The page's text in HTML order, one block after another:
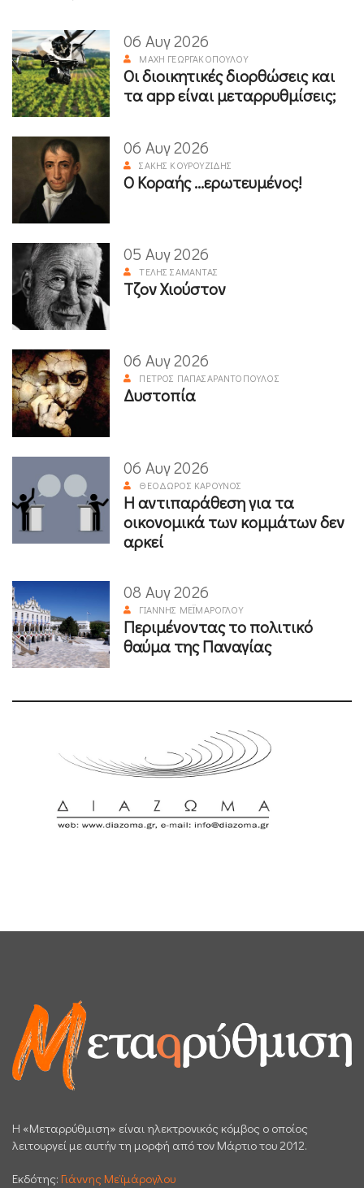
06 Αυγ 2026
ΜΆΧΗ ΓΕΩΡΓΑΚΟΠΟΎΛΟΥ
Οι διοικητικές διορθώσεις και
τα app είναι μεταρρυθμίσεις;
06 Αυγ 2026
ΣΆΚΗΣ ΚΟΥΡΟΥΖΊΔΗΣ
Ο Κοραής ...ερωτευμένος!
05 Αυγ 2026
ΤΈΛΗΣ ΣΑΜΑΝΤΆΣ
Τζον Χιούστον
06 Αυγ 2026
ΠΈΤΡΟΣ ΠΑΠΑΣΑΡΑΝΤΌΠΟΥΛΟΣ
Δυστοπία
06 Αυγ 2026
ΘΕΌΔΩΡΟΣ ΚΑΡΟΎΝΟΣ
Η αντιπαράθεση για τα
οικονομικά των κομμάτων δεν
αρκεί
08 Αυγ 2026
ΓΙΆΝΝΗΣ ΜΕΪΜΆΡΟΓΛΟΥ
Περιμένοντας το πολιτικό
θαύμα της Παναγίας
H «Μεταρρύθμιση» είναι ηλεκτρονικός κόμβος ο οποίος
λειτουργεί με αυτήν τη μορφή από τον Μάρτιο του 2012.
Εκδότης: Γιάννης Μεϊμάρογλου